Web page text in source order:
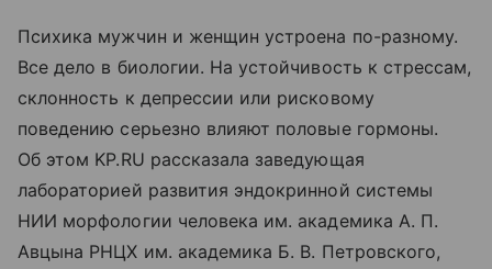
Психика мужчин и женщин устроена по-разному.
Все дело в биологии. На устойчивость к стрессам,
склонность к депрессии или рисковому
поведению серьезно влияют половые гормоны.
Об этом KP.RU рассказала заведующая
лабораторией развития эндокринной системы
НИИ морфологии человека им. академика А. П.
Авцына РНЦХ им. академика Б. В. Петровского,